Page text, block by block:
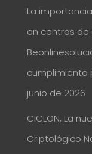
La
en centros de
cumplimiento
junio de 2026
CICLON, La
Criptológico